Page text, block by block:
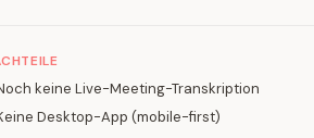
keine Live-Meeting-Transkription
Desktop-App (mobile-first)